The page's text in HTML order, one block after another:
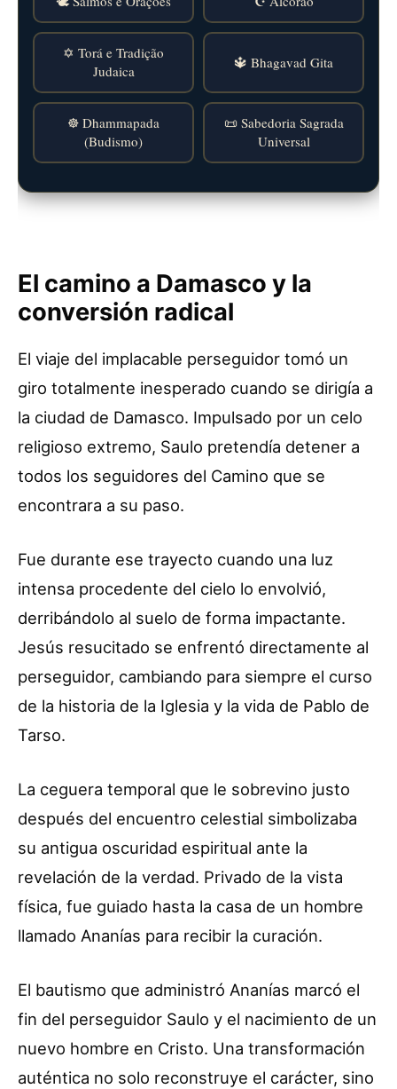
✡️ Torá e Tradição
Judaica
🔱 Bhagavad Gita
☸️ Dhammapada
(Budismo)
📜 Sabedoria Sagrada
Universal
El camino a Damasco y la
conversión radical
El viaje del implacable perseguidor tomó un
giro totalmente inesperado cuando se dirigía a
la ciudad de Damasco. Impulsado por un celo
religioso extremo, Saulo pretendía detener a
todos los seguidores del Camino que se
encontrara a su paso.
Fue durante ese trayecto cuando una luz
intensa procedente del cielo lo envolvió,
derribándolo al suelo de forma impactante.
Jesús resucitado se enfrentó directamente al
perseguidor, cambiando para siempre el curso
de la historia de la Iglesia y la vida de Pablo de
Tarso.
La ceguera temporal que le sobrevino justo
después del encuentro celestial simbolizaba
su antigua oscuridad espiritual ante la
revelación de la verdad. Privado de la vista
física, fue guiado hasta la casa de un hombre
llamado Ananías para recibir la curación.
El bautismo que administró Ananías marcó el
fin del perseguidor Saulo y el nacimiento de un
nuevo hombre en Cristo. Una transformación
auténtica no solo reconstruye el carácter, sino